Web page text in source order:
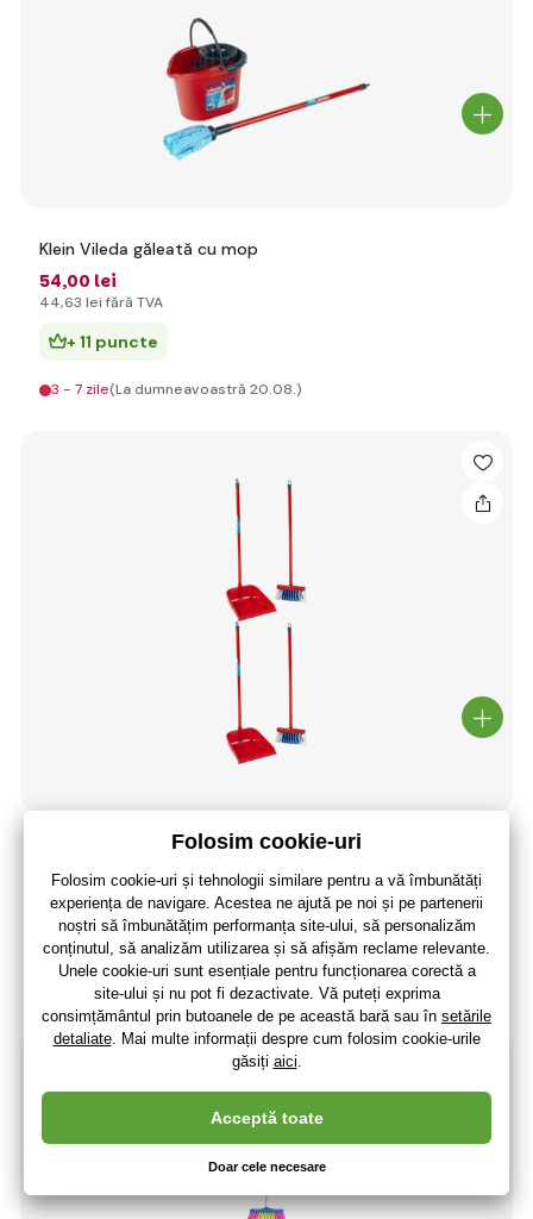
Klein Vileda găleată cu mop
54,00 lei
44,63 lei fără TVA
+ 11 puncte
3 - 7 zile(La dumneavoastră 20.08.)
Mătura și lopata Klein Vileda
33,00 lei
27,27 leifără TVA
+ 7 puncte
3 - 7 zile(La dumneavoastră 20.08.)